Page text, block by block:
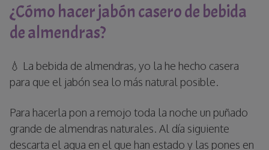
¿Cómo hacer jabón casero de bebida
de almendras?
💧 La bebida de almendras, yo la he hecho casera
para que el jabón sea lo más natural posible.
Para hacerla pon a remojo toda la noche un puñado
grande de almendras naturales. Al día siguiente
descarta el agua en el que han estado y las pones en